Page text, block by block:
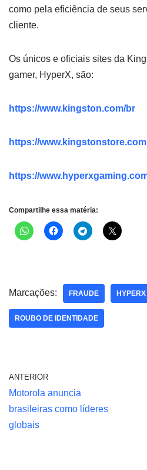
como pela eficiência de seus
cliente.
Os únicos e oficiais sites da
gamer, HyperX, são:
https://www.kingston.com/br
https://
https://
Compartilhe essa matéria:
Marcações: FRAUDE HYPERX
ROUBO DE IDENTIDADE
ANTERIOR
Motorola anuncia
brasileiras como líderes
globais